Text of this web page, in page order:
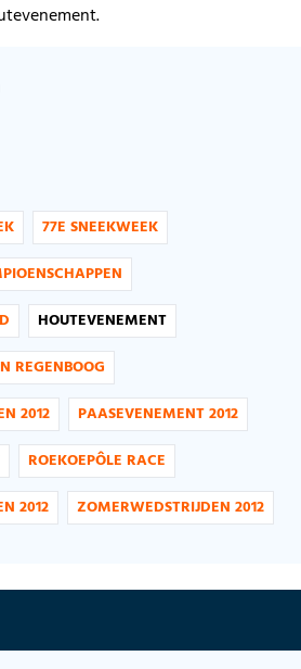
77E SNEEKWEEK
HOUTEVENEMENT
REGENBOOG
2012
PAASEVENEMENT 2012
ROEKOEPÔLE RACE
2012
ZOMERWEDSTRIJDEN 2012